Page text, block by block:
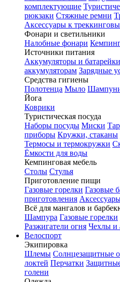
комплектующие
рюкзаки Стяжные ремни
Аксессуары к
Фонари и светильники
Налобные фонари
Источники питания
Аккумуляторы и батарейки
аккумуляторам Зарядные
Средства гигиены
Полотенца Мыло
Йога
Коврики
Туристическая посуда
Наборы посуды Миски
приборы Кружки, стаканы
Термосы и термокружки
Ёмкости для воды
Кемпинговая мебель
Столы Стулья
Приготовление пищи
Газовые горелки Газовые
приготовления
Всё для мангалов и
Шампура Газовые горелки
Разжигатели огня Чехлы и
Велоспорт
Экипировка
Шлемы Солнцезащитные
локтей Перчатки
голени